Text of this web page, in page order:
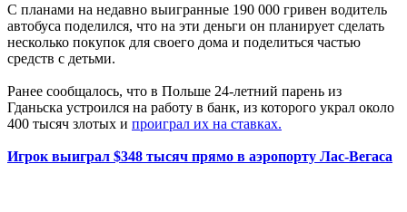
С планами на недавно выигранные 190 000 гривен водитель
автобуса поделился, что на эти деньги он планирует сделать
несколько покупок для своего дома и поделиться частью
средств с детьми.
Ранее сообщалось, что в Польше 24-летний парень из
Гданьска устроился на работу в банк, из которого украл около
400 тысяч злотых и проиграл их на ставках.
Игрок выиграл $348 тысяч прямо в аэропорту Лас-Вегаса